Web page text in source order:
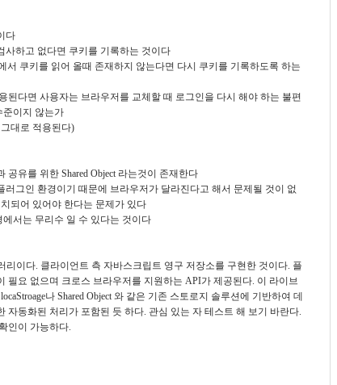
다
사하고 없다면 쿠키를 기록하는 것이다
서 쿠키를 읽어 올때 존재하지 않는다면 다시 쿠키를 기록하도록 하는
된다면 사용자는 브라우저를 교체할 때 로그인을 다시 해야 하는 불편
준이지 않는가
대로 적용된다)
유를 위한 Shared Object 라는것이 존재한다
그인 환경이기 때문에 브라우저가 달라진다고 해서 문제될 것이 없
되어 있어야 한다는 문제가 있다
서는 무리수 일 수 있다는 것이다
리이다. 클라이언트 측 자바스크립트 영구 저장소를 구현한 것이다. 플
필요 없으며 크로스 브라우저를 지원하는 API가 제공된다. 이 라이브
나 Shared Object 와 같은 기존 스토로지 솔루션에 기반하여 데
자동화된 처리가 포함된 듯 하다. 관심 있는 자 테스트 해 보기 바란다.
인이 가능하다.